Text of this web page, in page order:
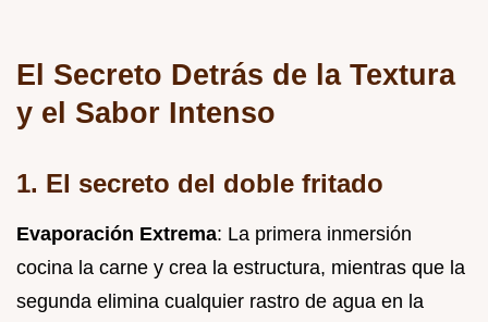
El Secreto Detrás de la Textura
y el Sabor Intenso
1. El secreto del doble fritado
Evaporación Extrema: La primera inmersión
cocina la carne y crea la estructura, mientras que la
segunda elimina cualquier rastro de agua en la